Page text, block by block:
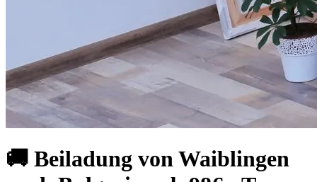
🚚 Beiladung von Waiblingen